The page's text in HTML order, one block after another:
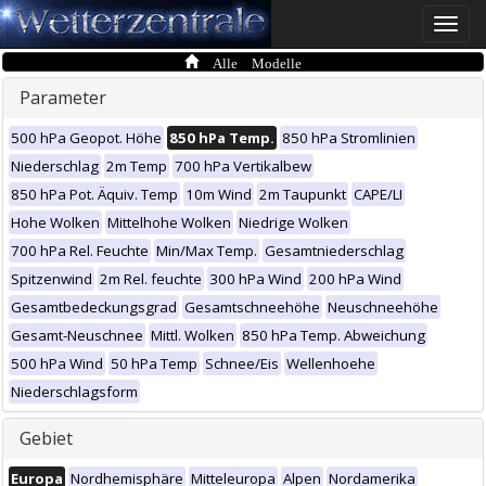
Toggle
Alle Modelle
Parameter
500 hPa Geopot. Höhe 850 hPa Temp. 850 hPa Stromlinien
Niederschlag 2m Temp 700 hPa Vertikalbew
850 hPa Pot. Äquiv. Temp 10m Wind 2m Taupunkt CAPE/LI
Hohe Wolken Mittelhohe Wolken Niedrige Wolken
700 hPa Rel. Feuchte Min/Max Temp. Gesamtniederschlag
Spitzenwind 2m Rel. feuchte 300 hPa Wind 200 hPa Wind
Gesamtbedeckungsgrad Gesamtschneehöhe Neuschneehöhe
Gesamt-Neuschnee Mittl. Wolken 850 hPa Temp. Abweichung
500 hPa Wind 50 hPa Temp Schnee/Eis Wellenhoehe
Niederschlagsform
Gebiet
Europa Nordhemisphäre Mitteleuropa Alpen Nordamerika